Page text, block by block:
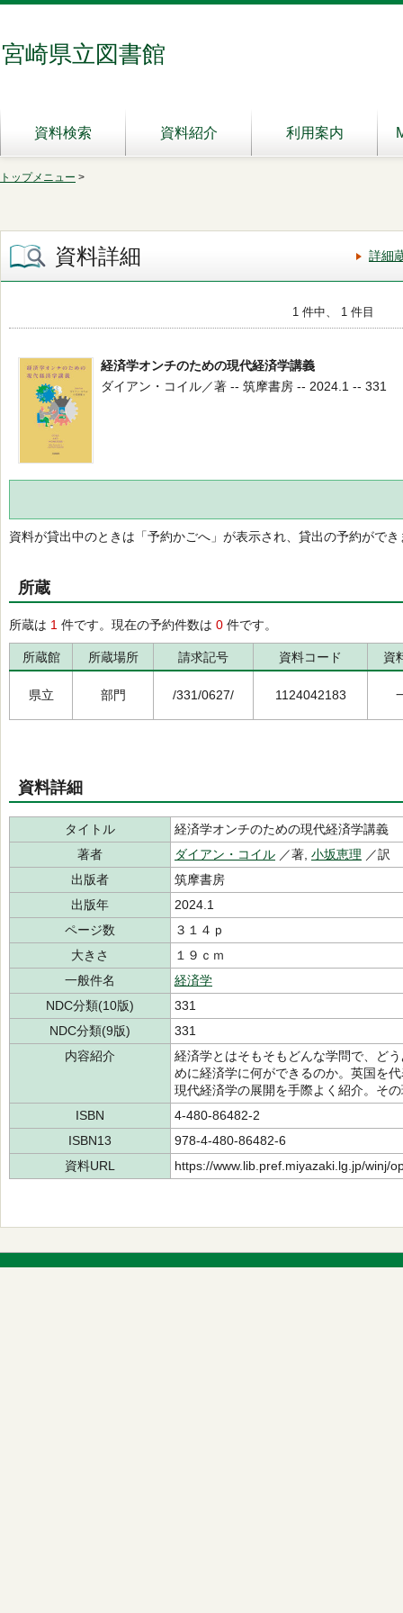
宮崎県立図書館
資料検索 資料紹介 利用案内
トップメニュー >
資料詳細 詳細
1 件中、 1 件目
経済学オンチのための現代経済学講義
ダイアン・コイル／著 -- 筑摩書房 -- 2024.1 -- 331
資料が貸出中のときは「予約かごへ」が表示され、貸出の予約ができ
所蔵
所蔵は 1 件です。現在の予約件数は 0 件です。
所蔵館 所蔵場所 請求記号 資料コード 資
県立 部門 /331/0627/ 1124042183
資料詳細
タイトル
経済学オンチのための現代経済学講義
著者
ダイアン・コイル ／著, 小坂恵理 ／訳
出版者
筑摩書房
出版年
2024.1
ページ数
３１４ｐ
大きさ
１９ｃｍ
一般件名
経済学
NDC分類(10版)
331
NDC分類(9版)
331
内容紹介
経済学とはそもそもどんな学問で、ど
めに経済学に何ができるのか。英国を
現代経済学の展開を手際よく紹介。そ
ISBN
4-480-86482-2
ISBN13
978-4-480-86482-6
資料URL
https://www.lib.pref.miyazaki.lg.jp/winj/